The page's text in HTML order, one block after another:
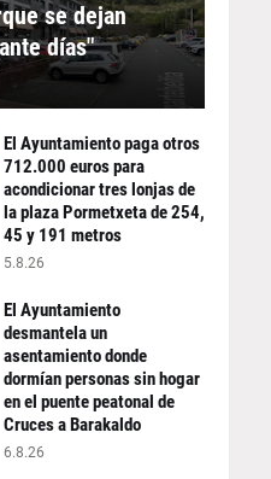
se dejan
días"
El Ayuntamiento paga otros
712.000 euros para
acondicionar tres lonjas de
la plaza Pormetxeta de 254,
45 y 191 metros
5.8.26
El Ayuntamiento
desmantela un
asentamiento donde
dormían personas sin hogar
en el puente peatonal de
Cruces a Barakaldo
6.8.26